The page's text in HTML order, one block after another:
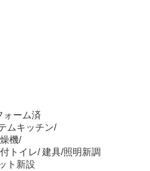
ォーム済
ムキッチン/
機/
トイレ/ 建具/照明新調
ト新設